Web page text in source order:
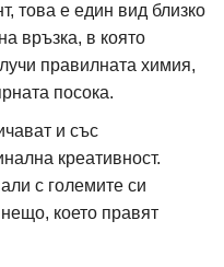
това е един вид близко
връзка, в която
правилната химия,
посока.
и със
креативност.
с големите си
което правят